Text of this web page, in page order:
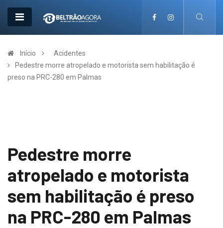
Início
Acidentes
Pedestre morre atropelado e motorista sem habilitação é
preso na PRC-280 em Palmas
Pedestre morre
atropelado e motorista
sem habilitação é preso
na PRC-280 em Palmas